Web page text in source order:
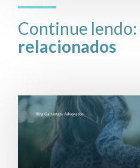
Continue lendo:
relacionados